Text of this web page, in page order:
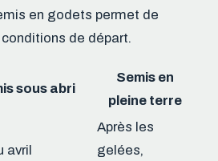
en godets permet de
de départ.
sous abri
Semis en
pleine terre
avril
Après les
gelées,